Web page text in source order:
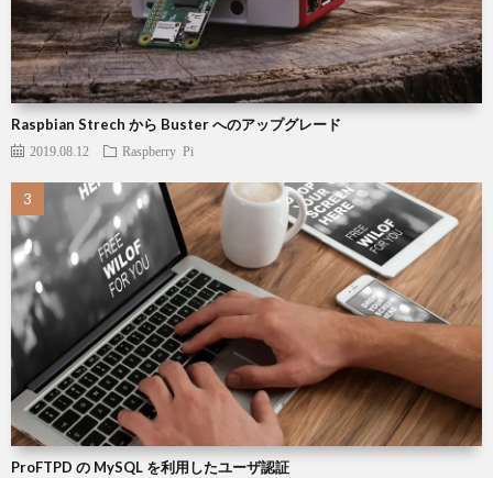
Raspbian Strech から Buster へのアップグレード
2019.08.12 Raspberry Pi
ProFTPD の MySQL を利用したユーザ認証